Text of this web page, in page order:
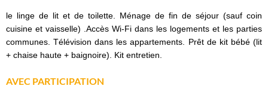
le linge de lit et de toilette. Ménage de fin de séjour (sauf coin
cuisine et vaisselle) .Accès Wi-Fi dans les logements et les parties
communes. Télévision dans les appartements. Prêt de kit bébé (lit
+ chaise haute + baignoire). Kit entretien.
AVEC PARTICIPATION